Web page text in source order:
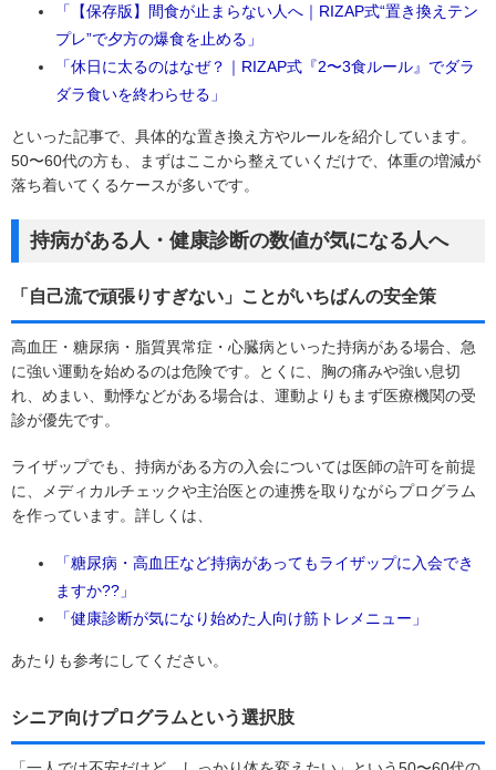
「【保存版】間食が止まらない人へ｜RIZAP式“置き換えテン
プレ”で夕方の爆食を止める」
「休日に太るのはなぜ？｜RIZAP式『2〜3食ルール』でダラ
ダラ食いを終わらせる」
といった記事で、具体的な置き換え方やルールを紹介しています。
50〜60代の方も、まずはここから整えていくだけで、体重の増減が
落ち着いてくるケースが多いです。
持病がある人・健康診断の数値が気になる人へ
「自己流で頑張りすぎない」ことがいちばんの安全策
高血圧・糖尿病・脂質異常症・心臓病といった持病がある場合、急
に強い運動を始めるのは危険です。とくに、胸の痛みや強い息切
れ、めまい、動悸などがある場合は、運動よりもまず医療機関の受
診が優先です。
ライザップでも、持病がある方の入会については医師の許可を前提
に、メディカルチェックや主治医との連携を取りながらプログラム
を作っています。詳しくは、
「糖尿病・高血圧など持病があってもライザップに入会でき
ますか??」
「健康診断が気になり始めた人向け筋トレメニュー」
あたりも参考にしてください。
シニア向けプログラムという選択肢